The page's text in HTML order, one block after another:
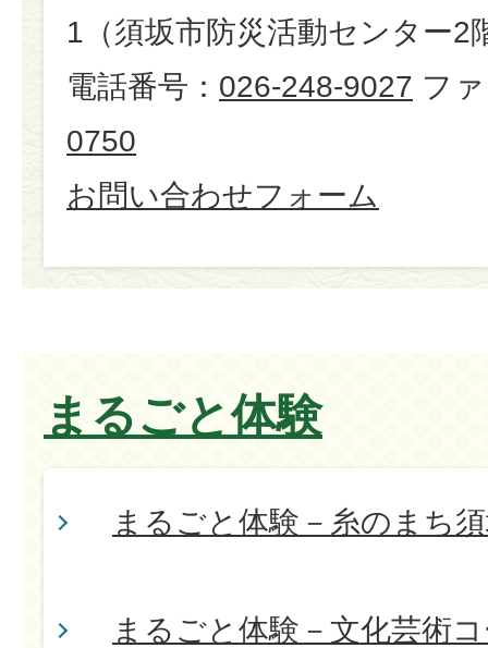
1（須坂市防災活動センター2
電話番号： 026-248-9027 フ
0750
お問い合わせフォーム
まるごと体験
まるごと体験－糸のまち
まるごと体験－文化芸術